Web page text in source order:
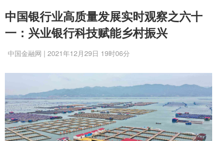
中国银行业高质量发展实时观察之六十
一：兴业银行科技赋能乡村振兴
中国金融网 | 2021年12月29日 19时06分